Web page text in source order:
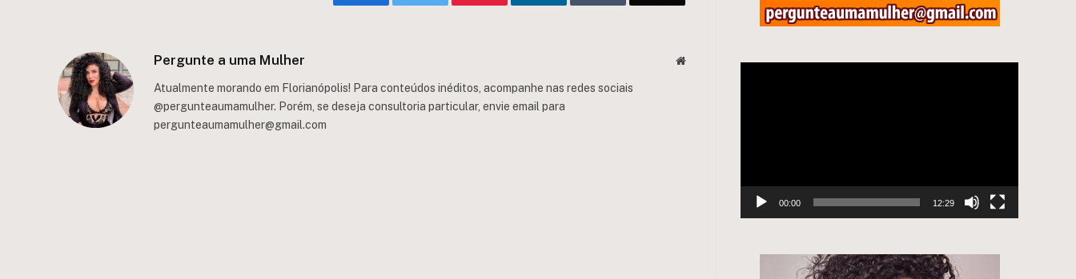
Pergunte a uma Mulher Website
Atualmente morando em Florianópolis! Para conteúdos inéditos, acompanhe nas redes sociais
@pergunteaumamulher. Porém, se deseja consultoria particular, envie email para
pergunteaumamulher@gmail.com
00:00 12:29